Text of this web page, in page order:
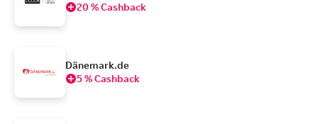
20 % Cashback
Dänemark.de
5 % Cashback